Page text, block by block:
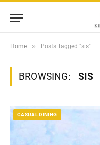
Home » Posts Tagged "sis"
BROWSING: SIS
CASUAL DINING